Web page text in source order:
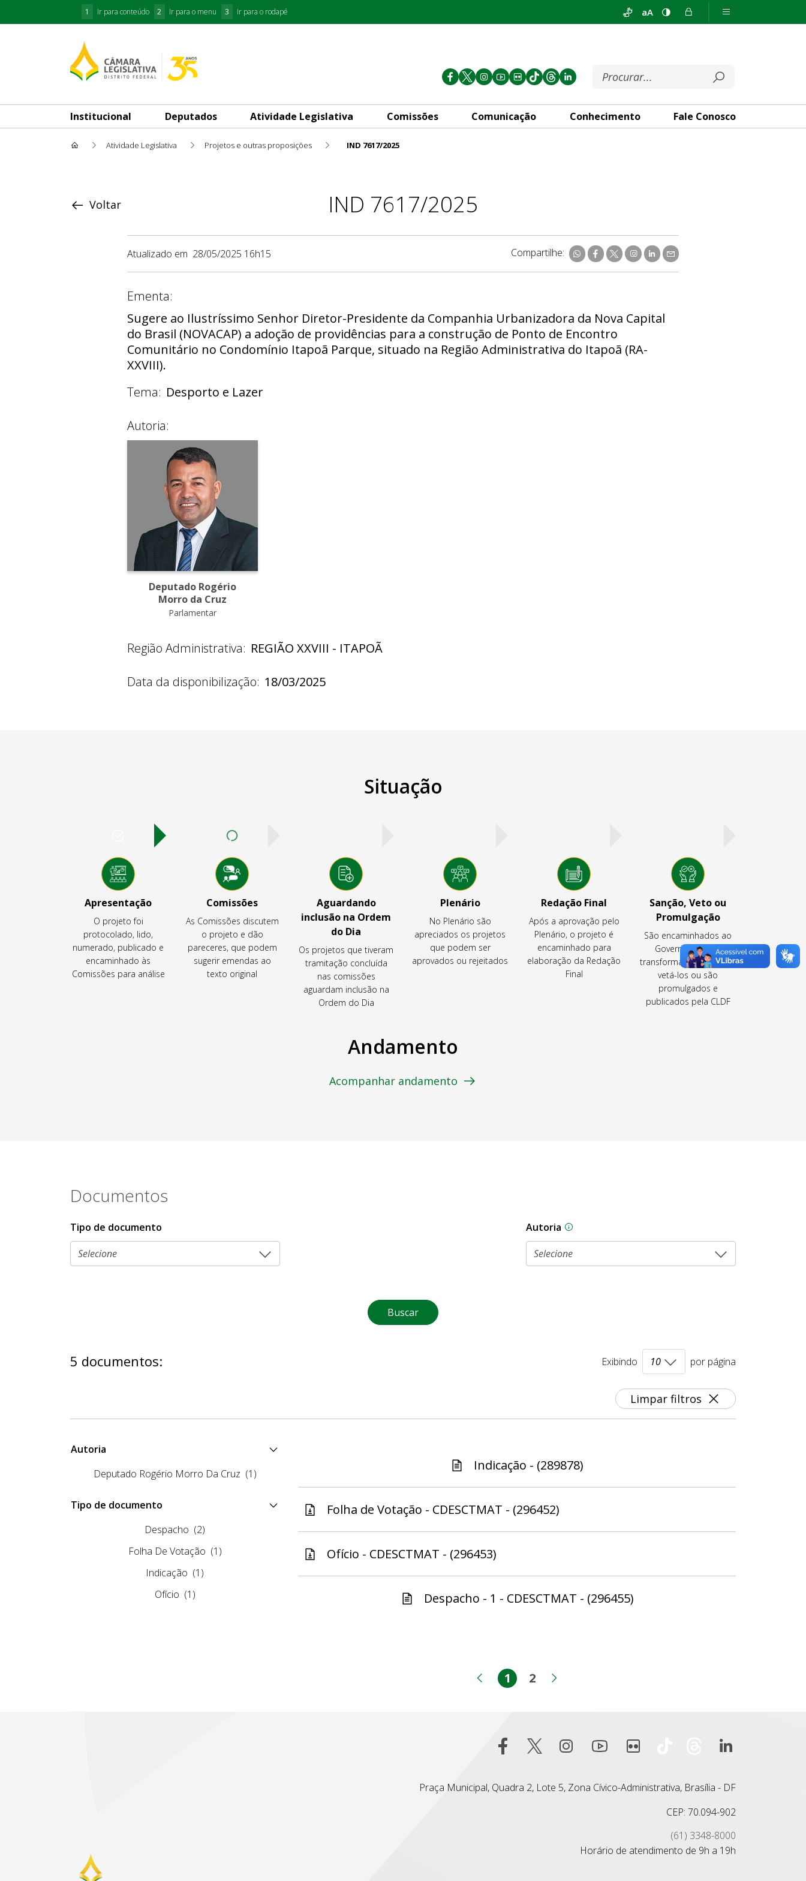
1 Ir para conteúdo 2 Ir para o menu 3 Ir para o rodapé aA
Institucional Deputados Atividade Legislativa Comissões Comunicação Conhecimento Fale Conosco
Atividade Legislativa Projetos e outras proposições IND 7617/2025
IND 7617/2025
Voltar
Atualizado em 28/05/2025 16h15 Compartilhe:
Ementa:
Sugere ao Ilustríssimo Senhor Diretor-Presidente da Companhia Urbanizadora da Nova Capital
do Brasil (NOVACAP) a adoção de providências para a construção de Ponto de Encontro
Comunitário no Condomínio Itapoã Parque, situado na Região Administrativa do Itapoã (RA-
XXVIII).
Tema: Desporto e Lazer
Autoria:
Deputado Rogério
Morro da Cruz
Parlamentar
Região Administrativa: REGIÃO XXVIII - ITAPOÃ
Data da disponibilização: 18/03/2025
Situação
Apresentação
O projeto foi
protocolado, lido,
numerado, publicado e
encaminhado às
Comissões para análise
Comissões
As Comissões discutem
o projeto e dão
pareceres, que podem
sugerir emendas ao
texto original
Aguardando
inclusão na Ordem
do Dia
Os projetos que tiveram
tramitação concluída
nas comissões
aguardam inclusão na
Ordem do Dia
Plenário
No Plenário são
apreciados os projetos
que podem ser
aprovados ou rejeitados
Redação Final
Após a aprovação pelo
Plenário, o projeto é
encaminhado para
elaboração da Redação
Final
Sanção, Veto ou
Promulgação
São encaminhados ao
Governador para
transformá-los em lei ou
vetá-los ou são
promulgados e
publicados pela CLDF
Andamento
Acompanhar andamento
Documentos
Tipo de documento Autoria As proposições legislativas na CLDF podem ser
Buscar
Limpar filtros
5 documentos: Exibindo por página
Autoria
Deputado Rogério Morro Da Cruz (1)
Tipo de documento
Despacho (2)
Folha De Votação (1)
Indicação (1)
Ofício (1)
Indicação - (289878)
Folha de Votação - CDESCTMAT - (296452)
Ofício - CDESCTMAT - (296453)
Despacho - 1 - CDESCTMAT - (296455)
Página anterior
Página
1 Página
2
Praça Municipal, Quadra 2, Lote 5, Zona Cívico-Administrativa, Brasília - DF
CEP: 70.094-902
(61) 3348-8000
Horário de atendimento de 9h a 19h